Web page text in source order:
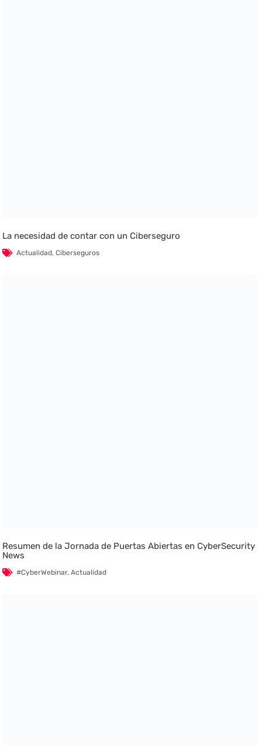
La necesidad de contar con un Ciberseguro
Actualidad,Ciberseguros
Resumen de la Jornada de Puertas Abiertas en CyberSecurity
News
#CyberWebinar,Actualidad